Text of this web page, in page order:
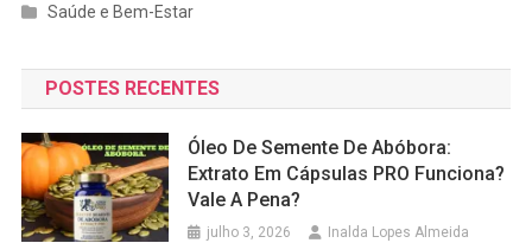
Saúde e Bem-Estar
POSTES RECENTES
Óleo De Semente De Abóbora:
Extrato Em Cápsulas PRO Funciona?
Vale A Pena?
julho 3, 2026 Inalda Lopes Almeida